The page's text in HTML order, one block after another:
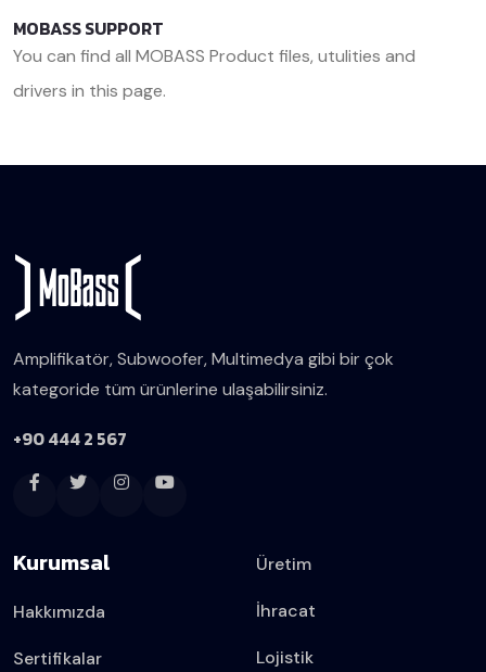
MOBASS SUPPORT
You can find all MOBASS Product files, utulities and
drivers in this page.
Amplifikatör, Subwoofer, Multimedya gibi bir çok
kategoride tüm ürünlerine ulaşabilirsiniz.
+90 444 2 567
Kurumsal
Hakkımızda
Sertifikalar
Üretim
İhracat
Lojistik